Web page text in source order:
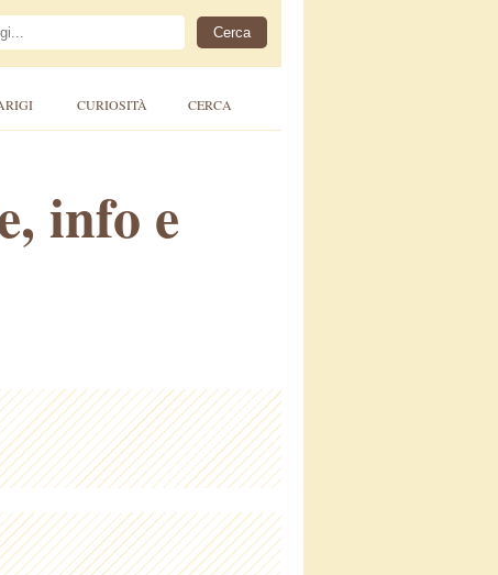
CURIOSITÀ CERCA
info e